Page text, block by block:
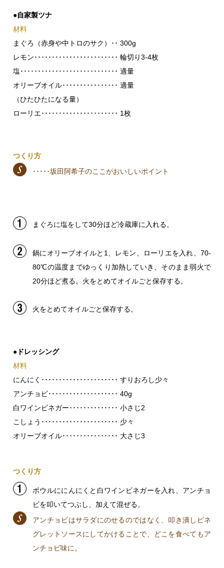
●自家製ツナ
材料
まぐろ（赤身や中トロのサク）･･ 300g
レモン････････････････････････ 輪切り3-4枚
塩････････････････････････････ 適量
オリーブオイル････････････････ 適量
（ひたひたになる量）
ローリエ･･････････････････････ 1枚
つくり方
･････坂田阿希子のここがおいしいポイント
まぐろに塩をして30分ほど冷蔵庫に入れる。
鍋にオリーブオイルと1、レモン、ローリエを入れ、70-
80℃の温度までゆっくり加熱していき、そのまま弱火で
20分ほど煮る。火をとめてオイルごと保存する。
火をとめてオイルごと保存する。
●ドレッシング
材料
にんにく･･････････････････････ すりおろし少々
アンチョビ････････････････････ 40g
白ワインビネガー･･････････････ 小さじ2
こしょう･･････････････････････ 少々
オリーブオイル････････････････ 大さじ3
つくり方
ボウルににんにくと白ワインビネガーを入れ、アンチョ
ビを叩いてつぶし、加えて混ぜる。
アンチョビはサラダにのせるのではなく、叩き潰しビネ
グレットソースにしてかけることで、どこを食べてもア
ンチョビ味に。